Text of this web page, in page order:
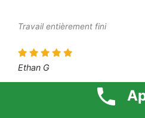
Travail entièrement fini
Ethan G
Intervention très professionnelle